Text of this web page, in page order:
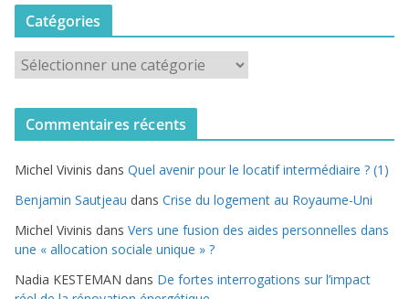
Catégories
t
o
r
i
e
Commentaires récents
Michel Vivinis dans Quel avenir pour le locatif intermédiaire ? (1)
Benjamin Sautjeau dans Crise du logement au Royaume-Uni
Michel Vivinis dans Vers une fusion des aides personnelles dans
une « allocation sociale unique » ?
Nadia KESTEMAN dans De fortes interrogations sur l’impact